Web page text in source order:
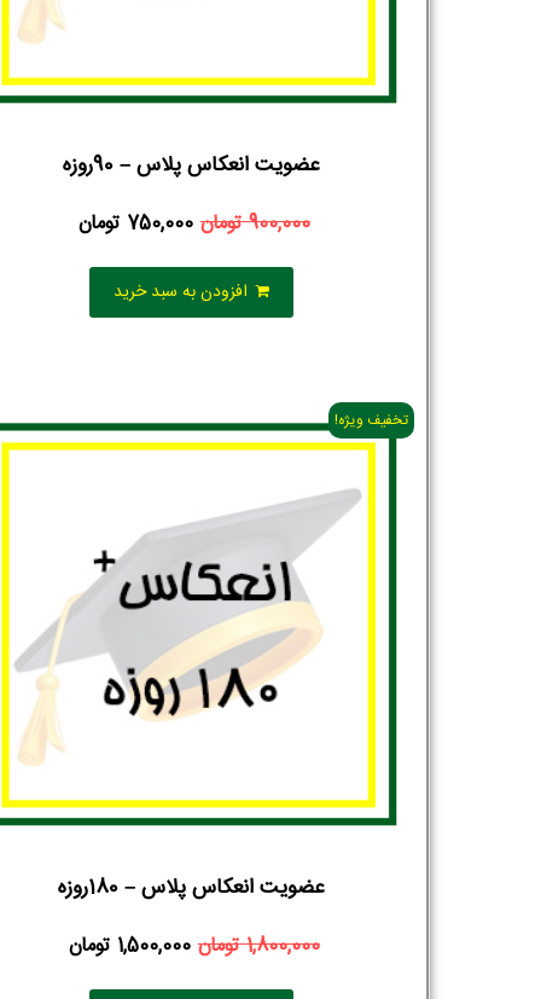
عضویت انعکاس پلاس – 90روزه
900,000تومان 750,000 تومان
افزودن به سبد خرید
تخفیف ویژه!
عضویت انعکاس پلاس – 180روزه
1,800,000تومان 1,500,000 تومان